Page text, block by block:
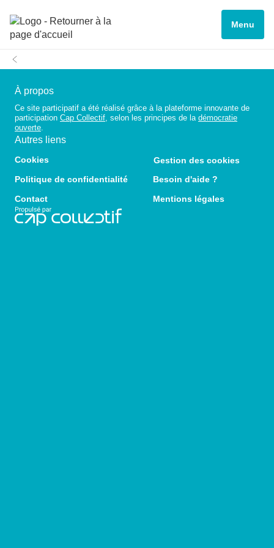
Menu
À propos
Ce site participatif a été réalisé grâce à la plateforme innovante de
participation Cap Collectif, selon les principes de la démocratie
ouverte.
Autres liens
Cookies
Gestion des cookies
Politique de confidentialité
Besoin d'aide ?
Contact
Mentions légales